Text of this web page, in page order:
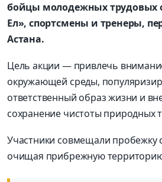
бойцы молодежных трудовых
Ел», спортсмены и тренеры,
Астана.
Цель акции — привлечь
окружающей среды,
ответственный образ жизни и
сохранение чистоты природных
Участники совмещали пробежку
очищая прибрежную